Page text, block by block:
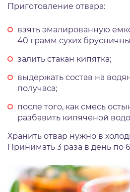
Приготовление отвара:
взять эмалированную
40 грамм сухих
залить стакан кипятка;
выдержать состав на
получаса;
после того, как смесь
разбавить кипяченой
Хранить отвар нужно в
Принимать 3 раза в день по